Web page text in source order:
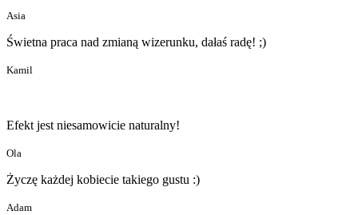
Asia
Świetna praca nad zmianą wizerunku, dałaś radę! ;)
Kamil
Efekt jest niesamowicie naturalny!
Ola
Życzę każdej kobiecie takiego gustu :)
Adam